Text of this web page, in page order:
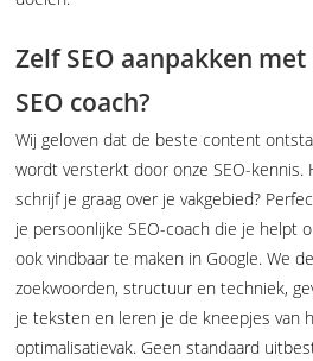
Zelf SEO aanpakken
SEO coach?
Wij geloven dat de beste content
wordt versterkt door onze SEO-
schrijf je graag over je vakgebied?
je persoonlijke SEO-coach die je helpt
ook vindbaar te maken in Google. We
zoekwoorden, structuur en techniek,
je teksten en leren je de kneepjes van
optimalisatievak. Geen standaard